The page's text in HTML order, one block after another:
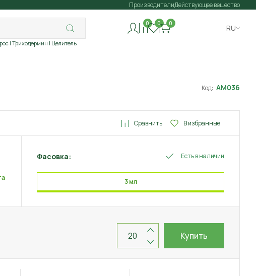
ПроизводителиДействующее вещество
| Триходермин | Целитель
0 0 0
RU
Код: АМ036
Сравнить В избранные
Фасовка: Есть в наличии
3 мл
Купить